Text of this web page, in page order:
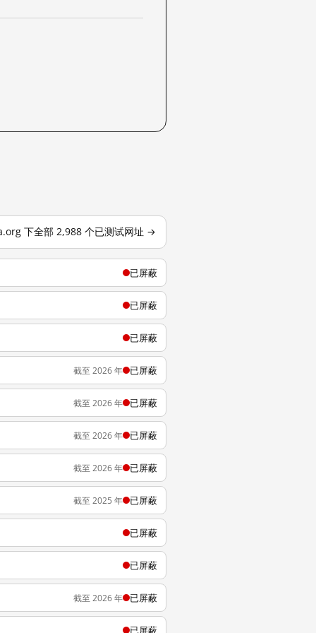
下全部 2,988 个已测试网址 →
已屏蔽
已屏蔽
已屏蔽
截至 2026 年 已屏蔽
截至 2026 年 已屏蔽
截至 2026 年 已屏蔽
截至 2026 年 已屏蔽
截至 2025 年 已屏蔽
已屏蔽
已屏蔽
截至 2026 年 已屏蔽
已屏蔽